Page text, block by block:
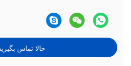
حالا تماس